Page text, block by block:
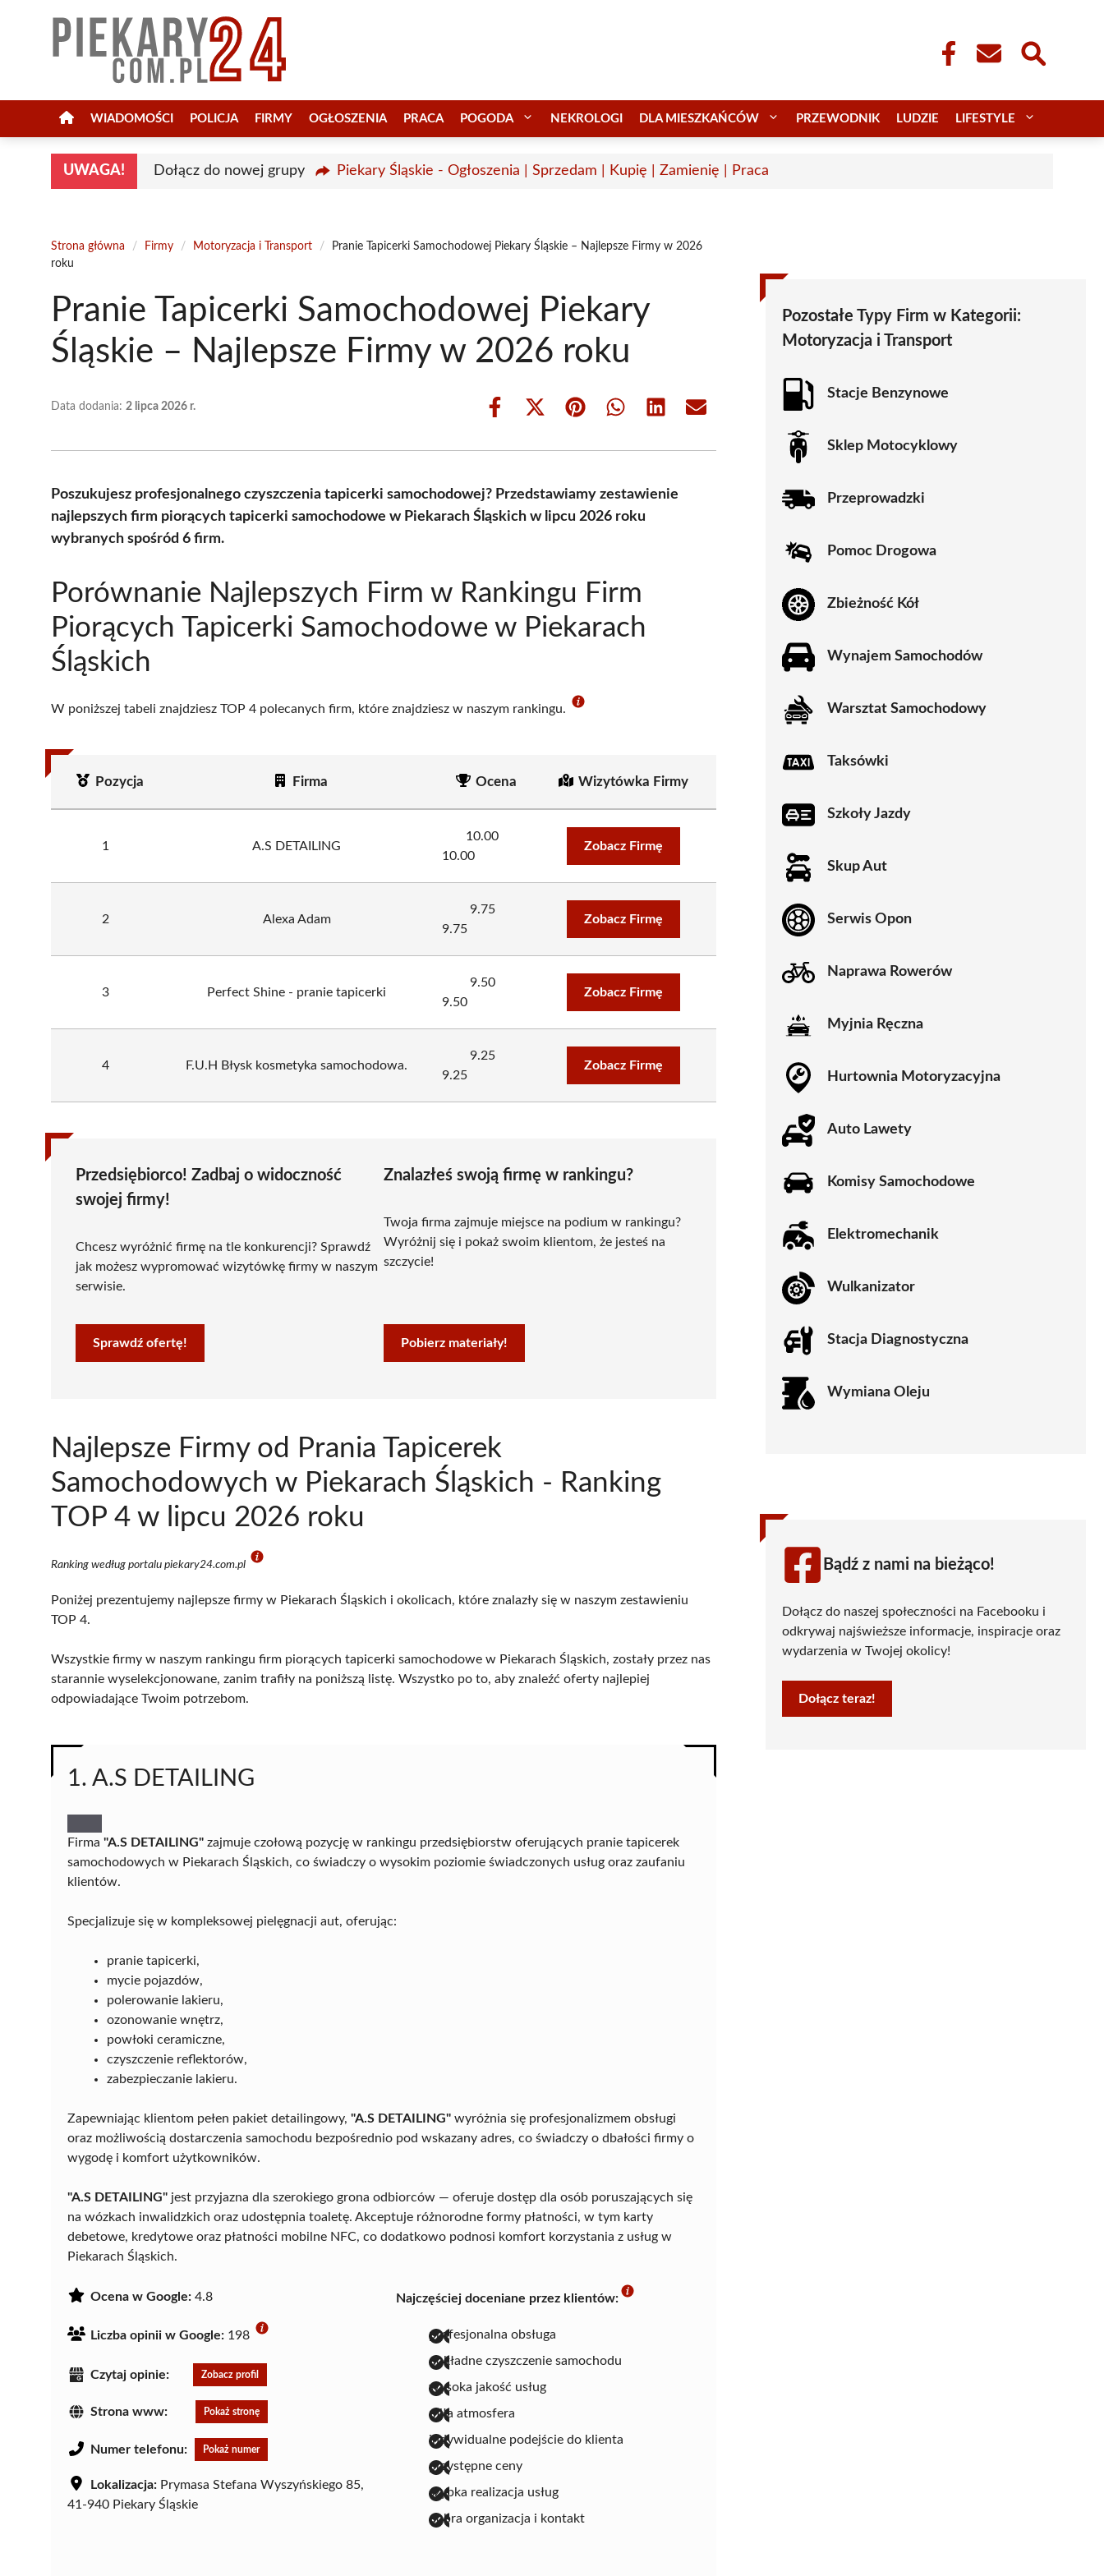
WIADOMOŚCI POLICJA FIRMY OGŁOSZENIA PRACA POGODA NEKROLOGI DLA MIESZKAŃCÓW PRZEWODNIK LUDZIE LIFESTYLE
UWAGA! Dołącz do nowej grupy Piekary Śląskie - Ogłoszenia | Sprzedam | Kupię | Zamienię | Praca
Strona główna / Firmy / Motoryzacja i Transport /
Pranie Tapicerki Samochodowej Piekary Śląskie – Najlepsze Firmy w 2026
roku
Pranie Tapicerki Samochodowej Piekary
Śląskie – Najlepsze Firmy w 2026 roku
Data dodania: 2 lipca 2026 r.
Share
Share
(Twitter)
Share Share Share Share
Poszukujesz profesjonalnego czyszczenia tapicerki samochodowej? Przedstawiamy zestawienie
najlepszych firm piorących tapicerki samochodowe w Piekarach Śląskich w lipcu 2026 roku
wybranych spośród 6 firm.
Porównanie Najlepszych Firm w Rankingu Firm
Piorących Tapicerki Samochodowe w Piekarach
Śląskich
W poniższej tabeli znajdziesz TOP 4 polecanych firm, które znajdziesz w naszym rankingu.
Pozycja Firma Ocena Wizytówka Firmy
1 A.S DETAILING
10.00
10.00
Zobacz Firmę
2 Alexa Adam
9.75
9.75
Zobacz Firmę
3 Perfect Shine - pranie tapicerki
9.50
9.50
Zobacz Firmę
4 F.U.H Błysk kosmetyka samochodowa.
9.25
9.25
Zobacz Firmę
Przedsiębiorco! Zadbaj o widoczność
swojej firmy!
Chcesz wyróżnić firmę na tle konkurencji? Sprawdź
jak możesz wypromować wizytówkę firmy w naszym
serwisie.
Sprawdź ofertę!
Znalazłeś swoją firmę w rankingu?
Twoja firma zajmuje miejsce na podium w rankingu?
Wyróżnij się i pokaż swoim klientom, że jesteś na
szczycie!
Pobierz materiały!
Najlepsze Firmy od Prania Tapicerek
Samochodowych w Piekarach Śląskich - Ranking
TOP 4 w lipcu 2026 roku
Ranking według portalu piekary24.com.pl
Poniżej prezentujemy najlepsze firmy w Piekarach Śląskich i okolicach, które znalazły się w naszym zestawieniu
TOP 4.
Wszystkie firmy w naszym rankingu firm piorących tapicerki samochodowe w Piekarach Śląskich, zostały przez nas
starannie wyselekcjonowane, zanim trafiły na poniższą listę. Wszystko po to, aby znaleźć oferty najlepiej
odpowiadające Twoim potrzebom.
1. A.S DETAILING
Firma "A.S DETAILING" zajmuje czołową pozycję w rankingu przedsiębiorstw oferujących pranie tapicerek
samochodowych w Piekarach Śląskich, co świadczy o wysokim poziomie świadczonych usług oraz zaufaniu
klientów.
Specjalizuje się w kompleksowej pielęgnacji aut, oferując:
pranie tapicerki,
mycie pojazdów,
polerowanie lakieru,
ozonowanie wnętrz,
powłoki ceramiczne,
czyszczenie reflektorów,
zabezpieczanie lakieru.
Zapewniając klientom pełen pakiet detailingowy, "A.S DETAILING" wyróżnia się profesjonalizmem obsługi
oraz możliwością dostarczenia samochodu bezpośrednio pod wskazany adres, co świadczy o dbałości firmy o
wygodę i komfort użytkowników.
"A.S DETAILING" jest przyjazna dla szerokiego grona odbiorców — oferuje dostęp dla osób poruszających się
na wózkach inwalidzkich oraz udostępnia toaletę. Akceptuje różnorodne formy płatności, w tym karty
debetowe, kredytowe oraz płatności mobilne NFC, co dodatkowo podnosi komfort korzystania z usług w
Piekarach Śląskich.
Ocena w Google: 4.8
Liczba opinii w Google: 198
Czytaj opinie: Zobacz profil
Strona www: Pokaż stronę
Numer telefonu: Pokaż numer
Lokalizacja: Prymasa Stefana Wyszyńskiego 85,
41-940 Piekary Śląskie
Najczęściej doceniane przez klientów:
profesjonalna obsługa
dokładne czyszczenie samochodu
wysoka jakość usług
miła atmosfera
indywidualne podejście do klienta
przystępne ceny
szybka realizacja usług
dobra organizacja i kontakt
Pozostałe Typy Firm w Kategorii:
Motoryzacja i Transport
Stacje Benzynowe
Sklep Motocyklowy
Przeprowadzki
Pomoc Drogowa
Zbieżność Kół
Wynajem Samochodów
Warsztat Samochodowy
Taksówki
Szkoły Jazdy
Skup Aut
Serwis Opon
Naprawa Rowerów
Myjnia Ręczna
Hurtownia Motoryzacyjna
Auto Lawety
Komisy Samochodowe
Elektromechanik
Wulkanizator
Stacja Diagnostyczna
Wymiana Oleju
Bądź z nami na bieżąco!
Dołącz do naszej społeczności na Facebooku i
odkrywaj najświeższe informacje, inspiracje oraz
wydarzenia w Twojej okolicy!
Dołącz teraz!